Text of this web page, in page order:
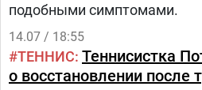
подобными симптомами.
14.07 / 18:55
ТЕННИС Теннисистка
о восстановлении после